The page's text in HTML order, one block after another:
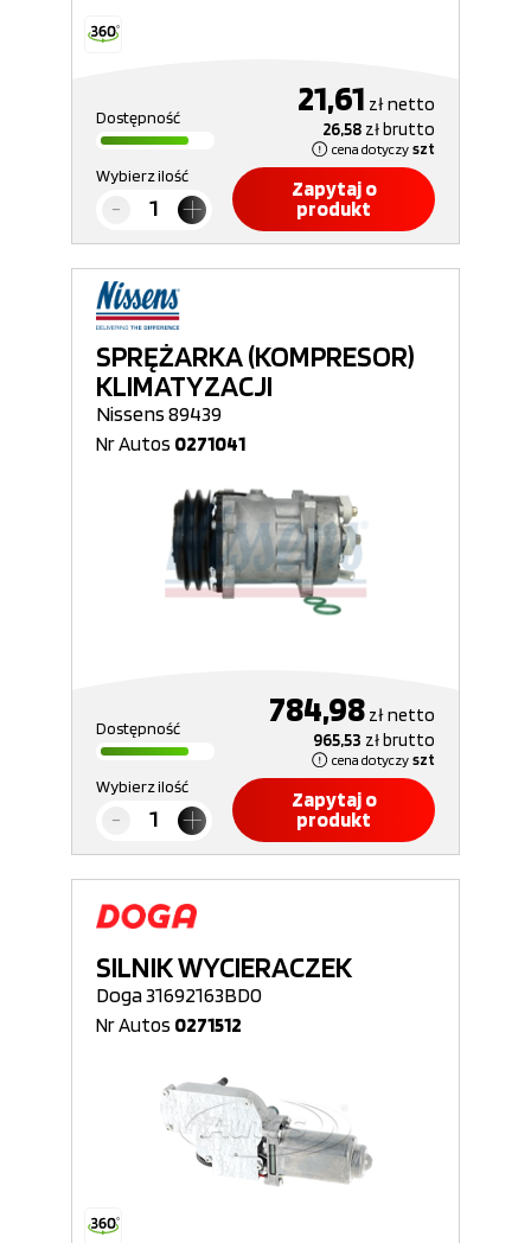
Dostępność 21,61 złnetto
26,58 złbrutto
cena dotyczy szt
Wybierz ilość
Zapytaj o
produkt
SPRĘŻARKA (KOMPRESOR)
KLIMATYZACJI
Nissens 89439
Nr Autos 0271041
Dostępność 784,98 złnetto
965,53 złbrutto
cena dotyczy szt
Wybierz ilość
Zapytaj o
produkt
SILNIK WYCIERACZEK
Doga 31692163BD0
Nr Autos 0271512